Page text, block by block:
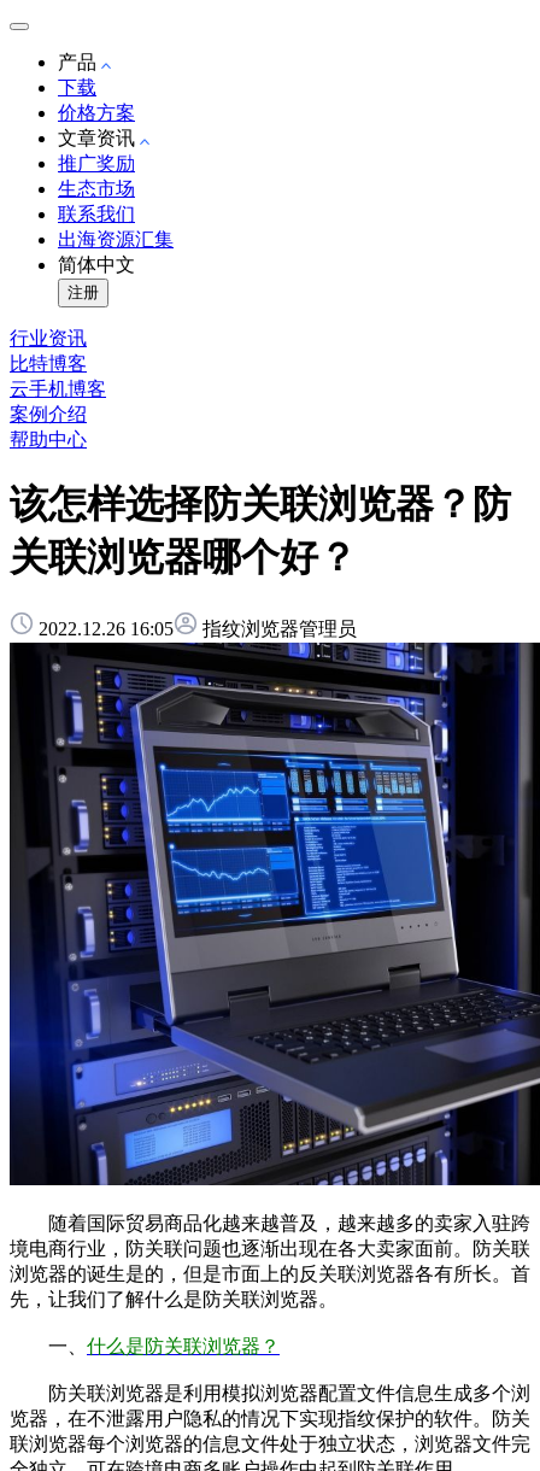
产品
下载
价格方案
文章资讯
推广奖励
生态市场
联系我们
出海资源汇集
简体中文
注册
行业资讯
比特博客
云手机博客
案例介绍
帮助中心
该怎样选择防关联浏览器？防
关联浏览器哪个好？
2022.12.26 16:05 指纹浏览器管理员
随着国际贸易商品化越来越普及，越来越多的卖家入驻跨
境电商行业，防关联问题也逐渐出现在各大卖家面前。防关联
浏览器的诞生是的，但是市面上的反关联浏览器各有所长。首
先，让我们了解什么是防关联浏览器。
一、 什么是防关联浏览器？
防关联浏览器是利用模拟浏览器配置文件信息生成多个浏
览器，在不泄露用户隐私的情况下实现指纹保护的软件。防关
联浏览器每个浏览器的信息文件处于独立状态，浏览器文件完